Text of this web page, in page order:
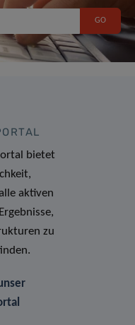
bietet
aktiven
zu